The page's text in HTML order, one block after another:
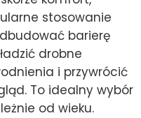
stosowanie
barierę
drobne
i przywrócić
To idealny wybór
od wieku.